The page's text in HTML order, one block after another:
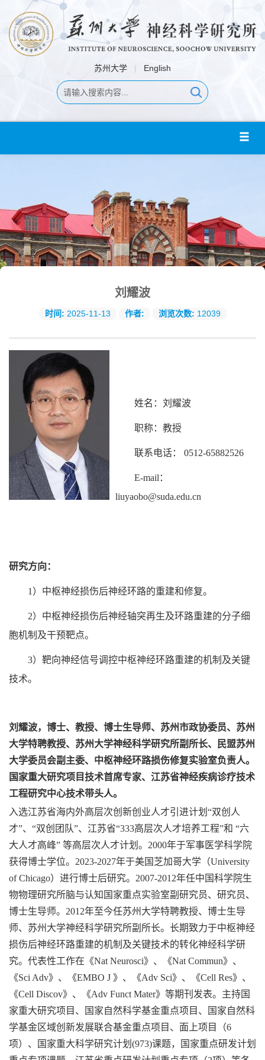
苏州大学 | English
刘耀波
时间: 2025-11-13 作者: 浏览次数: 12039
姓名：刘耀波
职称：教授
联系电话： 0512-65882526
E-mail：
liuyaobo@suda.edu.cn
研究方向：
1）中枢神经损伤后神经环路的重建和修复。
2）中枢神经损伤后神经轴突再生及环路重建的分子细
胞机制及干预靶点。
3）靶向神经信号调控中枢神经环路重建的机制及关键
技术。
刘耀波，博士、教授、博士生导师、 苏州市政协委员、苏州
大学特聘教授、 苏州大学神经科学研究所副所长、民盟苏州
大学委员会副主委、中枢神经环路损伤修复实验室负责人。
国家重大研究项目技术首席专家、江苏省神经疾病诊疗技术
工程研究中心技术带头人。
入选江苏省海内外高层次创新创业人才引进计划“双创人
才”、“双创团队”、江苏省“333高层次人才培养工程”和 “六
大人才高峰” 等高层次人才计划。2000年于军事医学科学院
获得博士学位。2023-2027年于美国芝加哥大学（University
of Chicago）进行博士后研究。2007-2012年任中国科学院生
物物理研究所脑与认知国家重点实验室副研究员、研究员、
博士生导师。2012年至今任苏州大学特聘教授、博士生导
师、苏州大学神经科学研究所副所长。长期致力于中枢神经
损伤后神经环路重建的机制及关键技术的转化神经科学研
究。代表性工作在《Nat Neurosci》、《Nat Commun》、
《Sci Adv》、《EMBO J 》、《Adv Sci》、《Cell Res》、
《Cell Discov》、《Adv Funct Mater》等期刊发表。主持国
家重大研究项目、国家自然科学基金重点项目、国家自然科
学基金区域创新发展联合基金重点项目、面上项目（6
项）、国家重大科学研究计划(973)课题，国家重点研发计划